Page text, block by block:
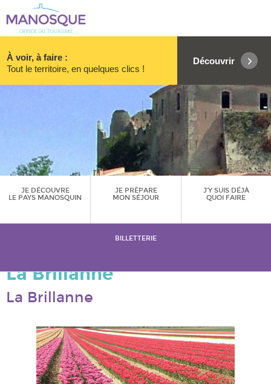
JE DÉCOUVRE
LE PAYS MANOSQUIN
JE PRÉPARE
MON SÉJOUR
J’Y SUIS DÉJÀ
QUOI FAIRE
BILLETTERIE
À voir, à faire :
Tout le territoire, en quelques clics !
Découvrir
La Brillanne
La Brillanne